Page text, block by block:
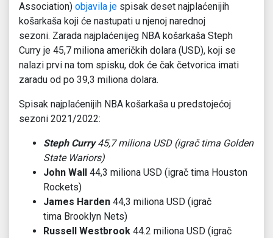
Association) objavila je spisak deset najplaćenijih
košarkaša koji će nastupati u njenoj narednoj
sezoni. Zarada najplaćenijeg NBA košarkaša Steph
Curry je 45,7 miliona američkih dolara (USD), koji se
nalazi prvi na tom spisku, dok će čak četvorica imati
zaradu od po 39,3 miliona dolara.
Spisak najplaćenijih NBA košarkaša u predstojećoj
sezoni 2021/2022:
Steph Curry45,7 miliona USD (igrač tima Golden
State Wariors)
John Wall
44,3 miliona USD (igrač tima Houston
Rockets)
James Harden 44,3 miliona USD (igrač
tima Brooklyn Nets)
Russell Westbrook 44.2 miliona USD (igrač